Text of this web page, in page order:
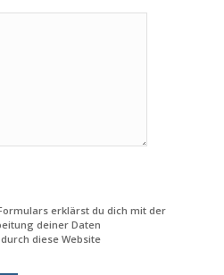
erklärst du dich mit der
deiner Daten
durch diese Website